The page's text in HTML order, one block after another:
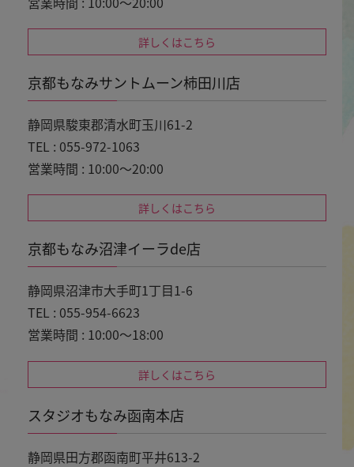
詳しくはこちら
京都もなみサントムーン柿田川店
静岡県駿東郡清水町玉川61-2
TEL : 055-972-1063
営業時間 : 10:00～20:00
詳しくはこちら
京都もなみ沼津イーラde店
静岡県沼津市大手町1丁目1-6
TEL : 055-954-6623
営業時間 : 10:00～18:00
詳しくはこちら
スタジオもなみ函南本店
静岡県田方郡函南町平井613-2